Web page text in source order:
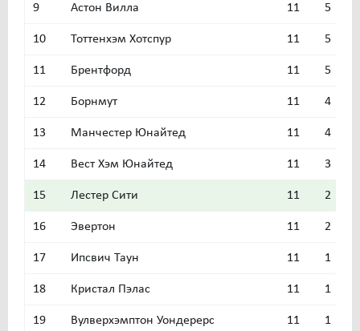
9 Астон Вилла 11 5
10 Тоттенхэм Хотспур 11 5
11 Брентфорд 11 5
12 Борнмут 11 4
13 Манчестер Юнайтед 11 4
14 Вест Хэм Юнайтед 11 3
15 Лестер Сити 11 2
16 Эвертон 11 2
17 Ипсвич Таун 11 1
18 Кристал Пэлас 11 1
19 Вулверхэмптон Уондерерс 11 1